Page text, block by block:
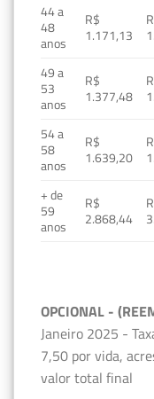
44 a
48
anos
R$
1.171,13
49 a
53
anos
R$
1.377,48
54 a
58
anos
R$
1.639,20
+ de
59
anos
R$
2.868,44
OPCIONAL -
Janeiro 2025 -
7,50 por vida,
valor total final